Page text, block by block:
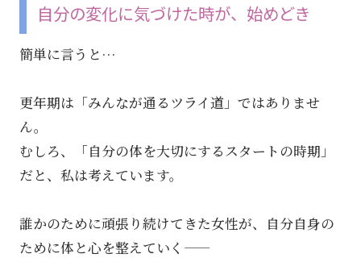
自分の変化に気づけた時が、始めどき
簡単に言うと…
更年期は「みんなが通るツライ道」ではありませ
ん。
むしろ、「自分の体を大切にするスタートの時期」
だと、私は考えています。
誰かのために頑張り続けてきた女性が、自分自身の
ために体と心を整えていく――